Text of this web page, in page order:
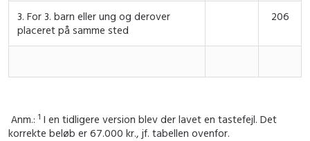
3. For 3. barn eller ung og derover
placeret på samme sted
206
Anm.: 1 I en tidligere version blev der lavet en tastefejl. Det
korrekte beløb er 67.000 kr., jf. tabellen ovenfor.